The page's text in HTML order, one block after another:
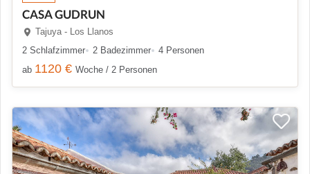
CASA GUDRUN
Tajuya - Los Llanos
2 Schlafzimmer
2 Badezimmer
4 Personen
ab 1120 € Woche / 2 Personen